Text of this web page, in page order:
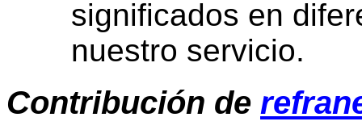
significados en
nuestro servicio.
Contribución de